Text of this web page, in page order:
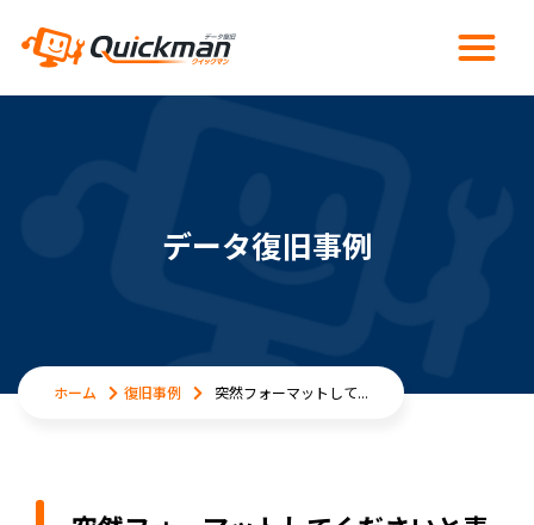
データ復旧事例
ホーム 復旧事例 突然フォーマットして...